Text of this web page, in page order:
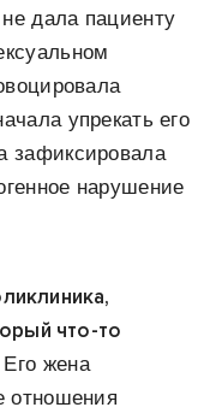
дала пациенту
упрекать его
зафиксировала
нарушение
что-то
Его жена
отношения